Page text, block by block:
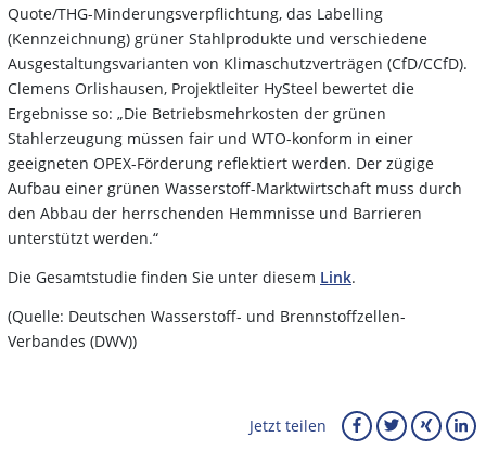
Quote/THG-Minderungsverpflichtung, das Labelling
(Kennzeichnung) grüner Stahlprodukte und verschiedene
Ausgestaltungsvarianten von Klimaschutzverträgen (CfD/CCfD).
Clemens Orlishausen, Projektleiter HySteel bewertet die
Ergebnisse so: „Die Betriebsmehrkosten der grünen
Stahlerzeugung müssen fair und WTO-konform in einer
geeigneten OPEX-Förderung reflektiert werden.​ Der zügige
Aufbau einer grünen Wasserstoff-Marktwirtschaft muss durch
den Abbau der herrschenden Hemmnisse und Barrieren
unterstützt werden.“
Die Gesamtstudie finden Sie unter diesem Link.
(Quelle: Deutschen Wasserstoff- und Brennstoffzellen-
Verbandes (DWV))
Jetzt teilen